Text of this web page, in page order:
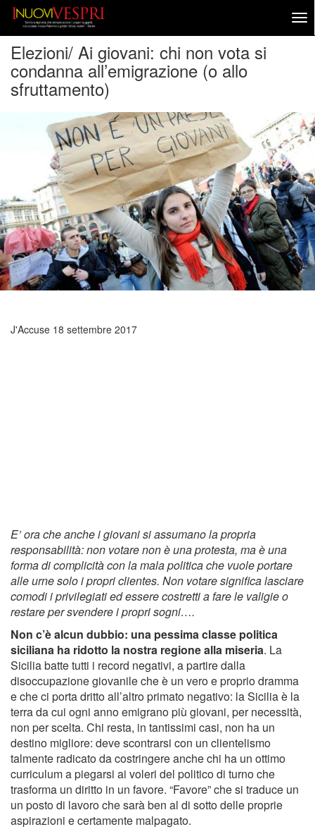
Elezioni/ Ai giovani: chi non vota si
condanna all’emigrazione (o allo
sfruttamento)
J'Accuse 18 settembre 2017
E’ ora che anche i giovani si assumano la propria
responsabilità: non votare non è una protesta, ma è una
forma di complicità con la mala politica che vuole portare
alle urne solo i propri clientes. Non votare significa lasciare
comodi i privilegiati ed essere costretti a fare le valigie o
restare per svendere i propri sogni….
Non c’è alcun dubbio: una pessima classe politica
siciliana ha ridotto la nostra regione alla miseria. La
Sicilia batte tutti i record negativi, a partire dalla
disoccupazione giovanile che è un vero e proprio dramma
e che ci porta dritto all’altro primato negativo: la Sicilia è la
terra da cui ogni anno emigrano più giovani, per necessità,
non per scelta. Chi resta, in tantissimi casi, non ha un
destino migliore: deve scontrarsi con un clientelismo
talmente radicato da costringere anche chi ha un ottimo
curriculum a piegarsi ai voleri del politico di turno che
trasforma un diritto in un favore. “Favore” che si traduce un
un posto di lavoro che sarà ben al di sotto delle proprie
aspirazioni e certamente malpagato.